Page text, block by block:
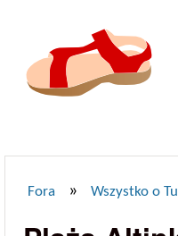
Fora » Wszystko o